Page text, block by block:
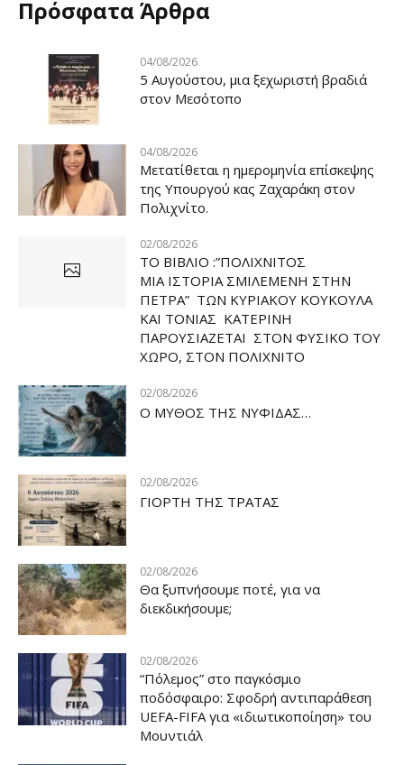
Πρόσφατα Άρθρα
04/08/2026
5 Αυγούστου, μια ξεχωριστή βραδιά
στον Μεσότοπο
04/08/2026
Μετατίθεται η ημερομηνία επίσκεψης
της Υπουργού κας Ζαχαράκη στον
Πολιχνίτο.
02/08/2026
ΤΟ ΒΙΒΛΙΟ :”ΠΟΛΙΧΝΙΤΟΣ
ΜΙΑ ΙΣΤΟΡΙΑ ΣΜΙΛΕΜΕΝΗ ΣΤΗΝ
ΠΕΤΡΑ” ΤΩΝ ΚΥΡΙΑΚΟΥ ΚΟΥΚΟΥΛΑ
ΚΑΙ ΤΟΝΙΑΣ ΚΑΤΕΡΙΝΗ
ΠΑΡΟΥΣΙΑΖΕΤΑΙ ΣΤΟΝ ΦΥΣΙΚΟ ΤOY
ΧΩΡΟ, ΣΤΟΝ ΠΟΛΙΧΝΙΤΟ
02/08/2026
Ο ΜΥΘΟΣ ΤΗΣ ΝΥΦΙΔΑΣ…
02/08/2026
ΓΙΟΡΤΗ ΤΗΣ ΤΡΑΤΑΣ
02/08/2026
Θα ξυπνήσουμε ποτέ, για να
διεκδικήσουμε;
02/08/2026
“Πόλεμος” στο παγκόσμιο
ποδόσφαιρο: Σφοδρή αντιπαράθεση
UEFA-FIFA για «ιδιωτικοποίηση» του
Μουντιάλ